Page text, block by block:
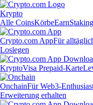
Krypto
Alle CoinsKörbeEarnStaking
Crypto.com AppFür
Loslegen
KryptoVisa Prepaid-Karte
OnchainFür Web3-
Erweiterung erhalten